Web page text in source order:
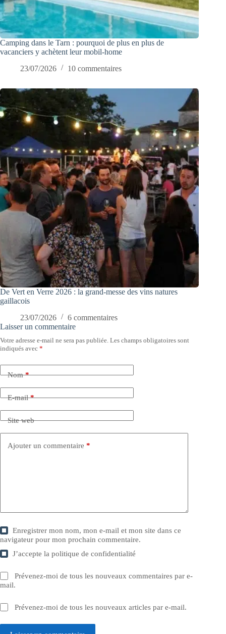
Camping dans le Tarn : pourquoi de plus en plus de
vacanciers y achètent leur mobil-home
23/07/2026
10 commentaires
De Vert en Verre 2026 : la grand-messe des vins natures
gaillacois
23/07/2026
6 commentaires
Laisser un commentaire
Votre adresse e-mail ne sera pas publiée. Les champs obligatoires sont
indiqués avec *
Nom*
E-mail*
Site web
Ajouter un commentaire *
Enregistrer mon nom, mon e-mail et mon site dans ce
navigateur pour mon prochain commentaire.
J’accepte lapolitique de confidentialité
Prévenez-moi de tous les nouveaux commentaires par e-
mail.
Prévenez-moi de tous les nouveaux articles par e-mail.